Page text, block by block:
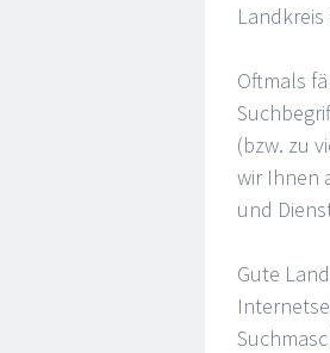
Oftmals
(bzw. zu
wir Ihnen
und
Gute